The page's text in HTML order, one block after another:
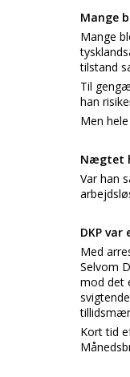
Mange
Mange
tilstand
Til
han
Men
Nægtet
Var han
DKP
Med
Selvom
mod det
Kort tid